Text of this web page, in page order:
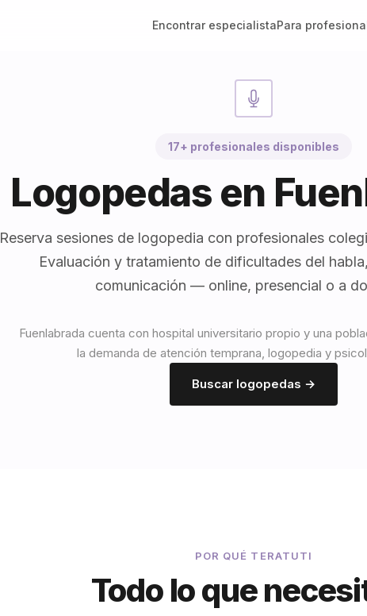
Encontrar especialistaPara
17+ profesionales disponibles
Logopedas en
Reserva sesiones de logopedia con profesionales
Evaluación y tratamiento de dificultades del
comunicación — online, presencial o a
Fuenlabrada cuenta con hospital universitario propio y una
la demanda de atención temprana, logopedia y
Buscar logopedas →
POR QUÉ TERATUTI
Todo lo que